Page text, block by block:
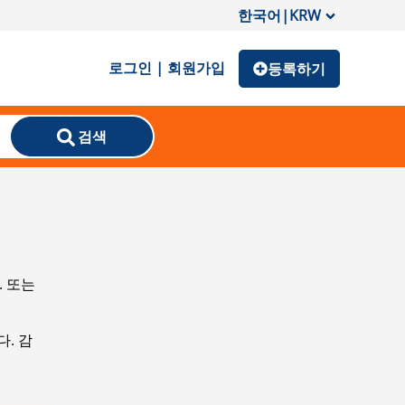
한국어|KRW
로그인 | 회원가입 등록하기
검색
또는
. 감